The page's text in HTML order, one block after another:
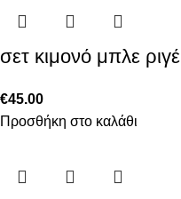
σετ κιμονό μπλε ριγέ
€45.00
Προσθήκη στο καλάθι